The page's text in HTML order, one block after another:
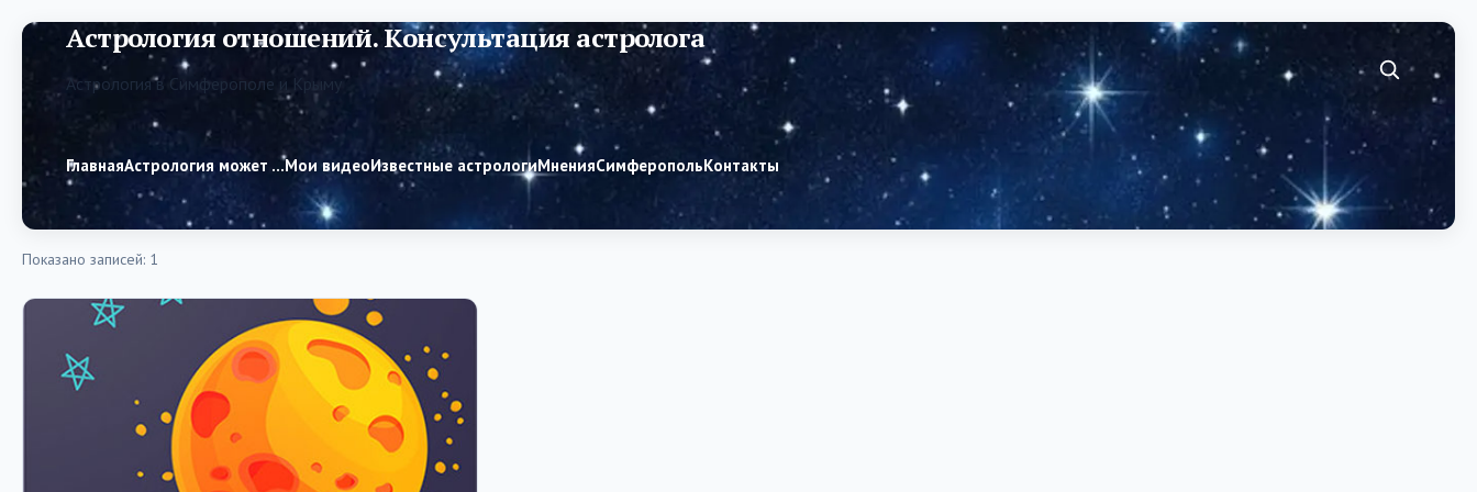
Астрология отношений. Консультация астролога
Астрология в Симферополе и Крыму
ГлавнаяАстрология может …Мои видеоИзвестные астрологиМненияСимферопольКонтакты
Показано записей: 1